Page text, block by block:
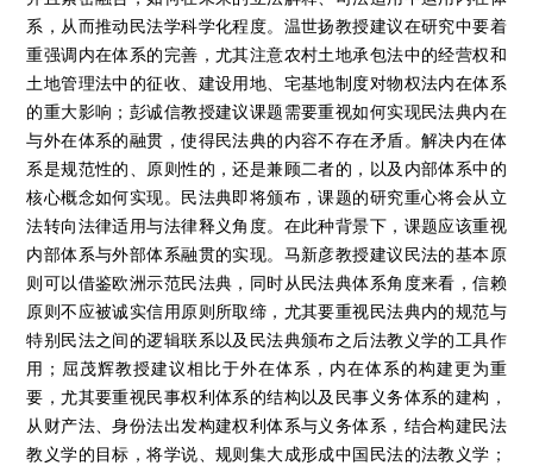
系，从而推动民法学科学化程度。温世扬教授建议在研究中要着
重强调内在体系的完善，尤其注意农村土地承包法中的经营权和
土地管理法中的征收、建设用地、宅基地制度对物权法内在体系
的重大影响；彭诚信教授建议课题需要重视如何实现民法典内在
与外在体系的融贯，使得民法典的内容不存在矛盾。解决内在体
系是规范性的、原则性的，还是兼顾二者的，以及内部体系中的
核心概念如何实现。民法典即将颁布，课题的研究重心将会从立
法转向法律适用与法律释义角度。在此种背景下，课题应该重视
内部体系与外部体系融贯的实现。马新彦教授建议民法的基本原
则可以借鉴欧洲示范民法典，同时从民法典体系角度来看，信赖
原则不应被诚实信用原则所取缔，尤其要重视民法典内的规范与
特别民法之间的逻辑联系以及民法典颁布之后法教义学的工具作
用；屈茂辉教授建议相比于外在体系，内在体系的构建更为重
要，尤其要重视民事权利体系的结构以及民事义务体系的建构，
从财产法、身份法出发构建权利体系与义务体系，结合构建民法
教义学的目标，将学说、规则集大成形成中国民法的法教义学；